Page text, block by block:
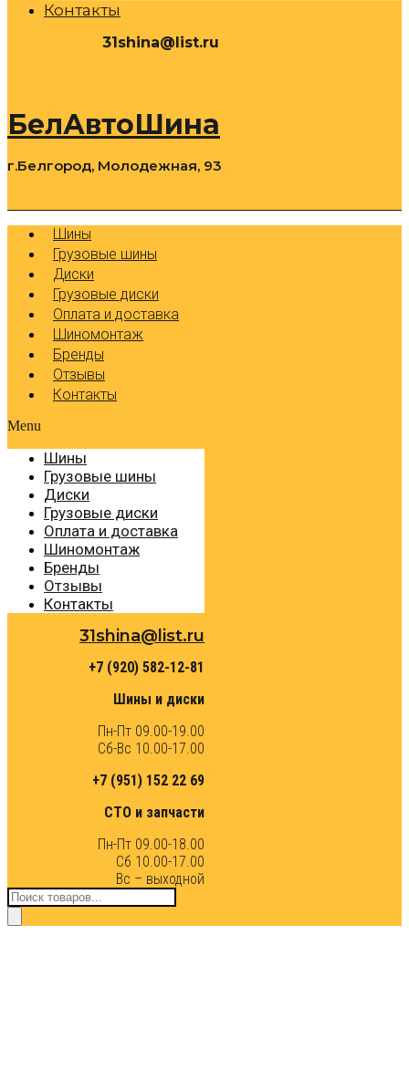
Контакты
31shina@list.ru
БелАвтоШина
г.Белгород, Молодежная, 93
Шины
Грузовые шины
Диски
Грузовые диски
Оплата и доставка
Шиномонтаж
Бренды
Отзывы
Контакты
Menu
Шины
Грузовые шины
Диски
Грузовые диски
Оплата и доставка
Шиномонтаж
Бренды
Отзывы
Контакты
31shina@list.ru
+7 (920) 582-12-81
Шины и диски
Пн-Пт 09.00-19.00
Сб-Вс 10.00-17.00
+7 (951) 152 22 69
СТО и запчасти
Пн-Пт 09.00-18.00
Сб 10.00-17.00
Вс – выходной
Поиск
товаров